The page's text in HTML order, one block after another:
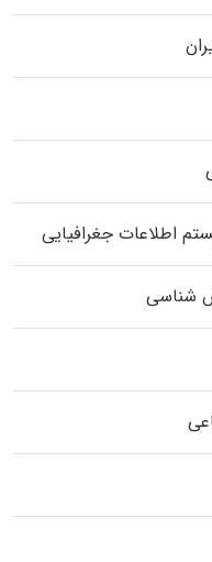
اطلاعات جغرافیایی
شناسی